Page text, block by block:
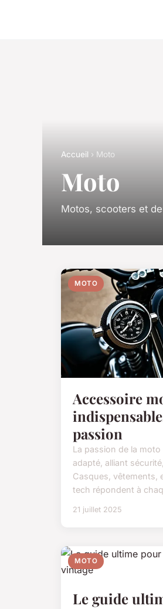
Accueil › Moto
Moto
Motos, scooters et
MOTO
Accessoire
passion
La passion de la
adapté, alliant
Casques, vêtements,
tech répondent à
21 juillet 2025
MOTO
Le guide